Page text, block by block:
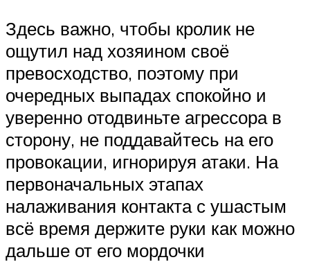
Здесь важно, чтобы кролик не
ощутил над хозяином своё
превосходство, поэтому при
очередных выпадах спокойно и
уверенно отодвиньте агрессора в
сторону, не поддавайтесь на его
провокации, игнорируя атаки. На
первоначальных этапах
налаживания контакта с ушастым
всё время держите руки как можно
дальше от его мордочки